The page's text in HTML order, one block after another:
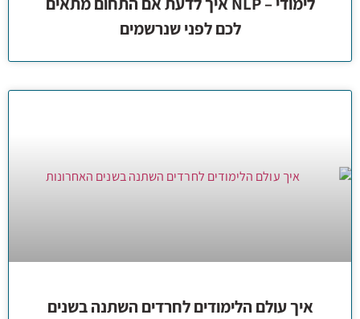
לכם לפני שנרשמים
איך עולם הלימודים לחרדים השתנה בשנים